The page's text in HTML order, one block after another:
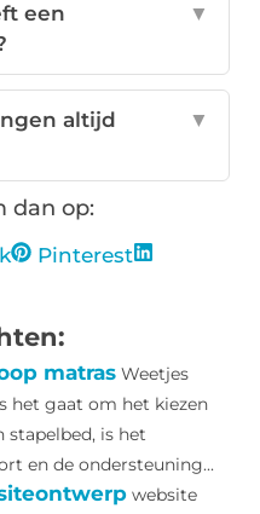
een
▼
altijd
▼
dan op:
Pinterest
matras Weetjes
het gaat om het kiezen
stapelbed, is het
en de ondersteuning...
website